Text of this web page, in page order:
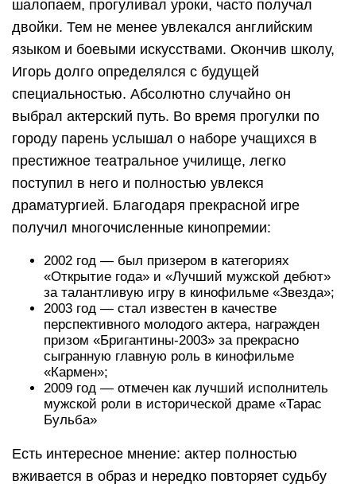
шалопаем, прогуливал уроки, часто получал
двойки. Тем не менее увлекался английским
языком и боевыми искусствами. Окончив школу,
Игорь долго определялся с будущей
специальностью. Абсолютно случайно он
выбрал актерский путь. Во время прогулки по
городу парень услышал о наборе учащихся в
престижное театральное училище, легко
поступил в него и полностью увлекся
драматургией. Благодаря прекрасной игре
получил многочисленные кинопремии:
2002 год — был призером в категориях
«Открытие года» и «Лучший мужской дебют»
за талантливую игру в кинофильме «Звезда»;
2003 год — стал известен в качестве
перспективного молодого актера, награжден
призом «Бригантины-2003» за прекрасно
сыгранную главную роль в кинофильме
«Кармен»;
2009 год — отмечен как лучший исполнитель
мужской роли в исторической драме «Тарас
Бульба»
Есть интересное мнение: актер полностью
вживается в образ и нередко повторяет судьбу